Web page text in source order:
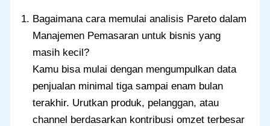
Bagaimana cara memulai analisis Pareto dalam
Manajemen Pemasaran untuk bisnis yang
masih kecil?
Kamu bisa mulai dengan mengumpulkan data
penjualan minimal tiga sampai enam bulan
terakhir. Urutkan produk, pelanggan, atau
channel berdasarkan kontribusi omzet terbesar